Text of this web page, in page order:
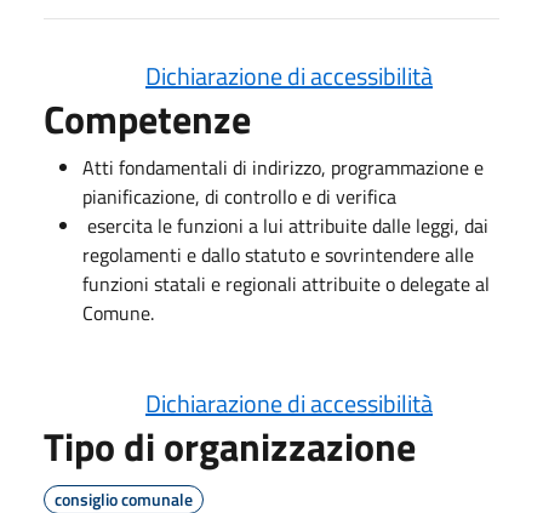
Dichiarazione di accessibilità
Competenze
Atti fondamentali di indirizzo, programmazione e
pianificazione, di controllo e di verifica
esercita le funzioni a lui attribuite dalle leggi, dai
regolamenti e dallo statuto e sovrintendere alle
funzioni statali e regionali attribuite o delegate al
Comune.
Dichiarazione di accessibilità
Tipo di organizzazione
consiglio comunale